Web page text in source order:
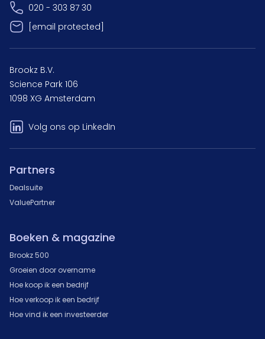
020 - 303 87 30
[email protected]
Brookz B.V.
Science Park 106
1098 XG Amsterdam
Volg ons op LinkedIn
Partners
Dealsuite
ValuePartner
Boeken & magazine
Brookz 500
Groeien door overname
Hoe koop ik een bedrijf
Hoe verkoop ik een bedrijf
Hoe vind ik een investeerder